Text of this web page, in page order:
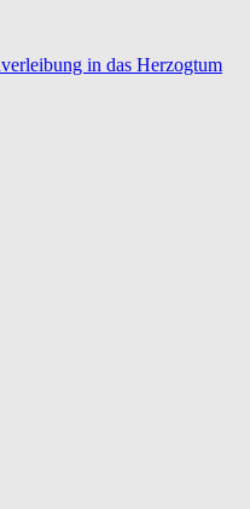
in das Herzogtum